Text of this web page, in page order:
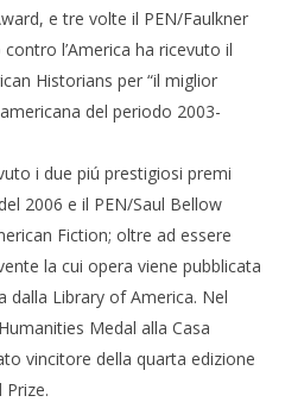
e tre volte il PEN/Faulkner
l’America ha ricevuto il
Historians per “il miglior
del periodo 2003-
i due piú prestigiosi premi
2006 e il PEN/Saul Bellow
Fiction; oltre ad essere
la cui opera viene pubblicata
Library of America. Nel
Medal alla Casa
vincitore della quarta edizione